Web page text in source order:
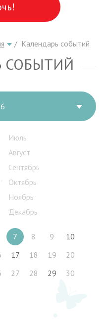
Календарь событий
СОБЫТИЙ
Июль
Август
Сентябрь
Октябрь
Ноябрь
Декабрь
7 8 9
10
17 18 19
20
27 28 29 30